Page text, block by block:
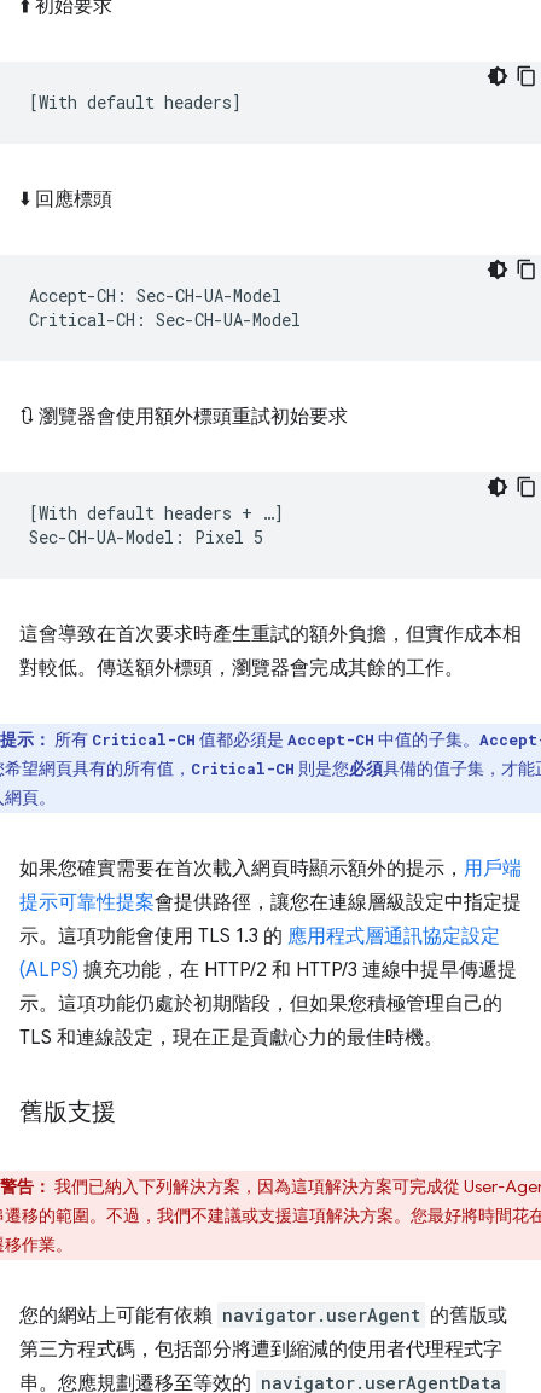
⬆️ 初始要求
⬇️ 回應標頭
Accept-CH: Sec-CH-UA-Model
🔃 瀏覽器會使用額外標頭重試初始要求
[With default headers + …]
這會導致在首次要求時產生重試的額外負擔，但實作成本相
對較低。傳送額外標頭，瀏覽器會完成其餘的工作。
提示： 所有 Critical-CH 值都必須是 Accept-CH 中值的子集。
望網頁具有的所有值， Critical-CH 則是您必須具備的值子集，才能
頁。
如果您確實需要在首次載入網頁時顯示額外的提示， 用戶端
提示可靠性提案會提供路徑，讓您在連線層級設定中指定提
示。這項功能會使用 TLS 1.3 的 應用程式層通訊協定設定
(ALPS) 擴充功能，在 HTTP/2 和 HTTP/3 連線中提早傳遞提
示。這項功能仍處於初期階段，但如果您積極管理自己的
TLS 和連線設定，現在正是貢獻心力的最佳時機。
舊版支援
警告： 我們已納入下列解決方案，因為這項解決方案可完成從 User-
遷移的範圍。不過，我們不建議或支援這項解決方案。您最好將時間花
作業。
您的網站上可能有依賴 navigator.userAgent 的舊版或
第三方程式碼，包括部分將遭到縮減的使用者代理程式字
串。您應規劃遷移至等效的 navigator.userAgentData